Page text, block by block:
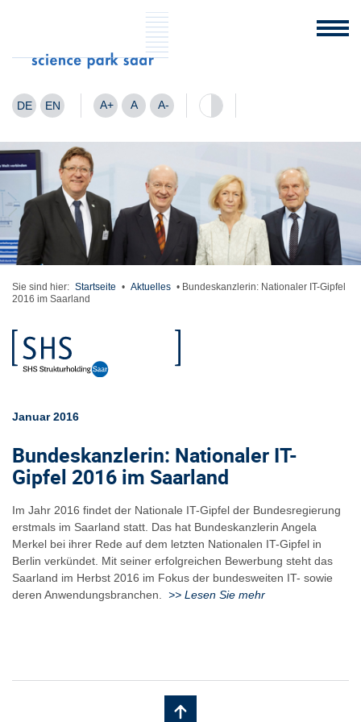
DE EN A+ A A-
Sie sind hier: Startseite • Aktuelles • Bundeskanzlerin: Nationaler IT-Gipfel
2016 im Saarland
Januar 2016
Bundeskanzlerin: Nationaler IT-
Gipfel 2016 im Saarland
Im Jahr 2016 findet der Nationale IT-Gipfel der Bundesregierung
erstmals im Saarland statt. Das hat Bundeskanzlerin Angela
Merkel bei ihrer Rede auf dem letzten Nationalen IT-Gipfel in
Berlin verkündet. Mit seiner erfolgreichen Bewerbung steht das
Saarland im Herbst 2016 im Fokus der bundesweiten IT- sowie
deren Anwendungsbranchen. >> Lesen Sie mehr